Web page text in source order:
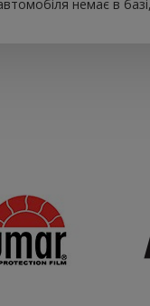
немає в